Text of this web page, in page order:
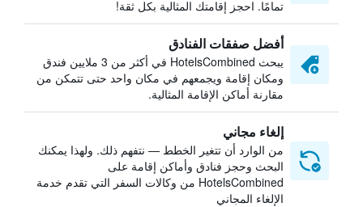
تمامًا. احجز إقامتك المثالية بكل ثقة!
أفضل صفقات الفنادق
يبحث HotelsCombined في أكثر من 3 ملايين فندق
ومكان إقامة ويجمعهم في مكان واحد حتى تتمكن من
مقارنة أماكن الإقامة المثالية.
إلغاء مجاني
من الوارد أن تتغير الخطط — نتفهم ذلك. ولهذا يمكنك
البحث وحجز فنادق وأماكن إقامة على
HotelsCombined من وكالات السفر التي تقدم خدمة
الإلغاء المجاني